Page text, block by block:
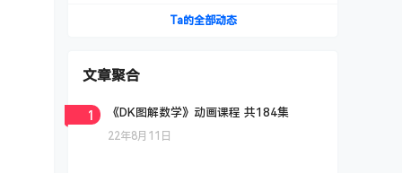
Ta的全部动态
文章聚合
1 《DK图解数学》动画课程 共184集
22年8月11日